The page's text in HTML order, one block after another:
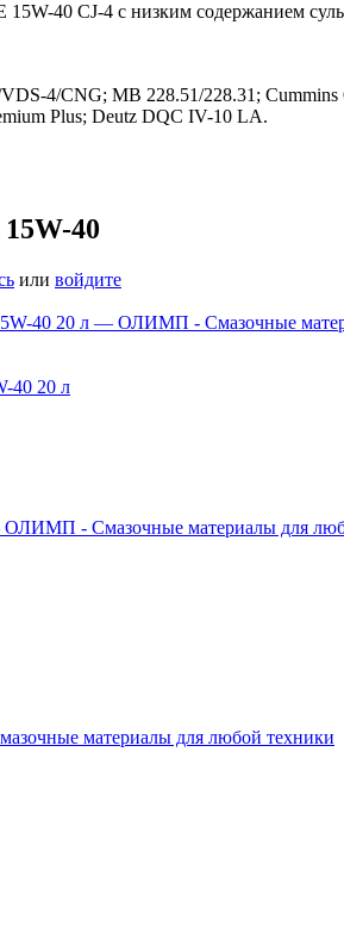
40 CJ-4 с низким содержанием
4/CNG; MB 228.51/228.31;
Plus; Deutz DQC IV-10 LA.
40
или войдите
40 20 л